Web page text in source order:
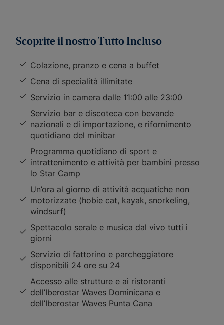
Scoprite il nostro Tutto Incluso
Colazione, pranzo e cena a buffet
Cena di specialità illimitate
Servizio in camera dalle 11:00 alle 23:00
Servizio bar e discoteca con bevande
nazionali e di importazione, e rifornimento
quotidiano del minibar
Programma quotidiano di sport e
intrattenimento e attività per bambini presso
lo Star Camp
Un’ora al giorno di attività acquatiche non
motorizzate (hobie cat, kayak, snorkeling,
windsurf)
Spettacolo serale e musica dal vivo tutti i
giorni
Servizio di fattorino e parcheggiatore
disponibili 24 ore su 24
Accesso alle strutture e ai ristoranti
dell’Iberostar Waves Dominicana e
dell’Iberostar Waves Punta Cana